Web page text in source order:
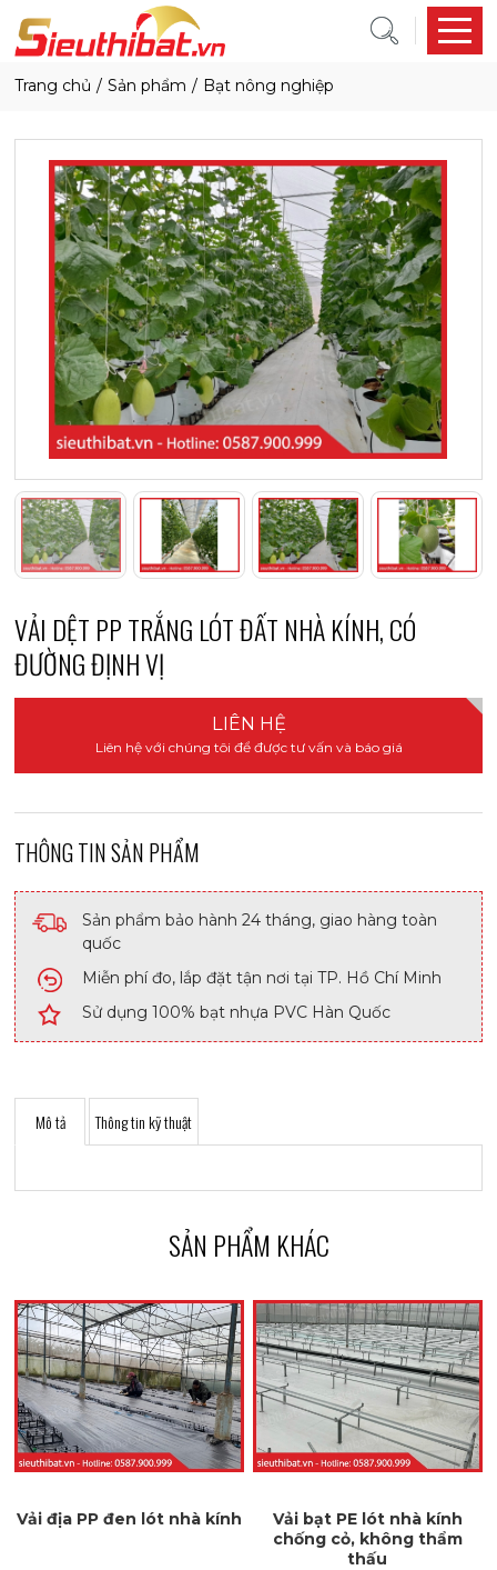
trang chủ sản phẩm bạt nông nghiệp
VẢI DỆT PP TRẮNG LÓT ĐẤT NHÀ KÍNH, CÓ
ĐƯỜNG ĐỊNH VỊ
LIÊN HỆ
Liên hệ với chúng tôi để được tư vấn và báo giá
THÔNG TIN SẢN PHẨM
Sản phẩm bảo hành 24 tháng, giao hàng toàn
quốc
Miễn phí đo, lắp đặt tận nơi tại TP. Hồ Chí Minh
Sử dụng 100% bạt nhựa PVC Hàn Quốc
Mô tả Thông tin kỹ thuật
SẢN PHẨM KHÁC
Vải địa PP đen lót nhà kính
Vải bạt PE lót nhà kính
chống cỏ, không thẩm
thấu